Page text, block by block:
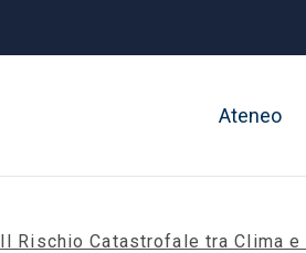
Ateneo
Il Rischio Catastrofale tra Clima e